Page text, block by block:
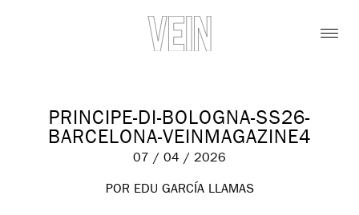
PRINCIPE-DI-BOLOGNA-SS26-
BARCELONA-VEINMAGAZINE4
07 / 04 / 2026
POR EDU GARCÍA LLAMAS